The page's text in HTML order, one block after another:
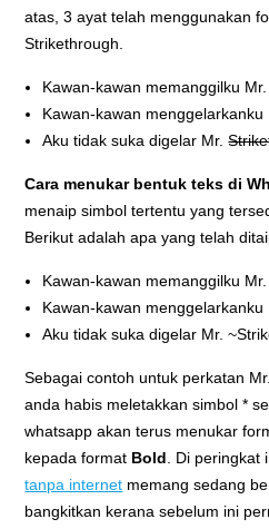
atas, 3 ayat telah menggunakan
Strikethrough.
Kawan-kawan memanggilku Mr.
Kawan-kawan
Aku tidak suka digelar Mr.
Cara menukar bentuk teks di
menaip simbol tertentu yang
Berikut adalah apa yang telah
Kawan-kawan memanggilku
Kawan-kawan menggelarkanku
Aku tidak suka digelar Mr.
Sebagai contoh untuk perkatan
anda habis meletakkan simbol *
whatsapp akan terus menukar
kepada format Bold . Di
tanpa internet memang sedang
bangkitkan kerana sebelum ini